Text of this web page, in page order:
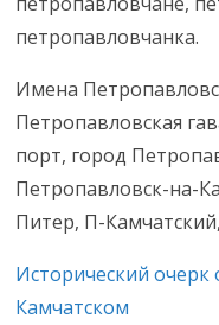
петропавловчанка.
Имена
Петропавловская
порт, город
Петропавловск-на-
Питер, П-
Исторический очерк
Камчатском